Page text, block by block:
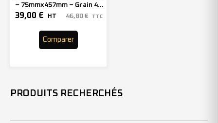
– 75mmx457mm – Grain 40
– 301411 (x20)
39,00 € HT 46,80 € TTC
Comparer
PRODUITS RECHERCHÉS